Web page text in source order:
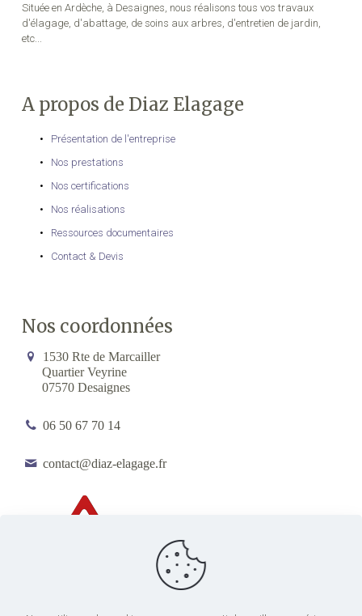
Située en Ardèche, à Desaignes, nous réalisons tous vos travaux
d'élagage, d'abattage, de soins aux arbres, d'entretien de jardin,
etc...
A propos de Diaz Elagage
Présentation de l'entreprise
Nos prestations
Nos certifications
Nos réalisations
Ressources documentaires
Contact & Devis
Nos coordonnées
1530 Rte de Marcailler
Quartier Veyrine
07570 Desaignes
06 50 67 70 14
contact@diaz-elagage.fr